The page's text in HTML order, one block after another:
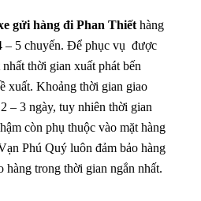
gửi hàng đi Phan Thiết hàng
– 5 chuyến. Để phục vụ được
thời gian xuất phát bến
xuất. Khoảng thời gian giao
– 3 ngày, tuy nhiên thời gian
còn phụ thuộc vào mặt hàng
Phú Quý luôn đảm bảo hàng
hàng trong thời gian ngắn nhất.